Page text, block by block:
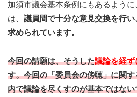
加須市議会基本条例にもあるよう
は、 議員間で十分な意見交換を行
求められています。
今回の請願は、そうした議論を経ず
す。今回の「委員会の傍聴」に関
内で議論を尽くすのが基本ではない